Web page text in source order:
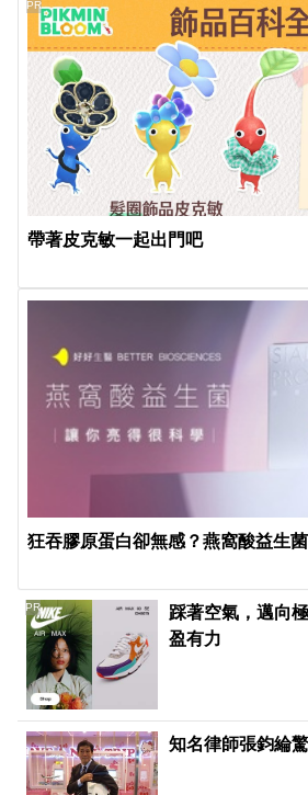
帶著皮克敏一起出門吧
PR
狂吞膠原蛋白卻無感？燕窩酸益生
踩著空氣，邁向
盈有力
PR
知名律師張鈞綸